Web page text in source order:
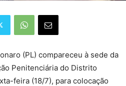
(PL) compareceu à sede da
Penitenciária do Distrito
feira (18/7), para colocação